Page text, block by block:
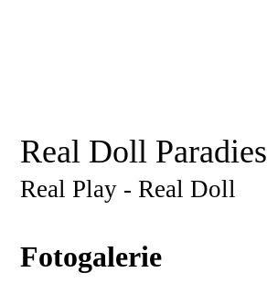
Real Doll Paradies
Real Play - Real Doll
Fotogalerie